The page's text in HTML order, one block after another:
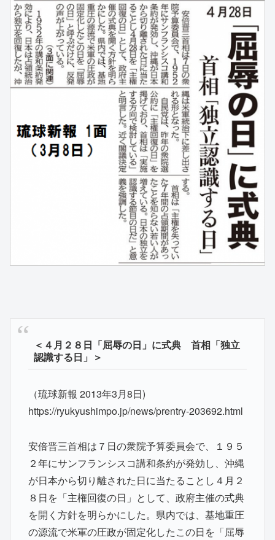
＜４月２８日「屈辱の日」に式典 首相「独立
認識する日」＞
（琉球新報 2013年3月8日)
https://ryukyushimpo.jp/news/prentry-203692.html
安倍晋三首相は７日の衆院予算委員会で、１９５
２年にサンフランシスコ講和条約が発効し、沖縄
が日本から切り離された日に当たることし４月２
８日を「主権回復の日」として、政府主催の式典
を開く方針を明らかにした。県内では、基地重圧
の源流で米軍の圧政が固定化したこの日を「屈辱